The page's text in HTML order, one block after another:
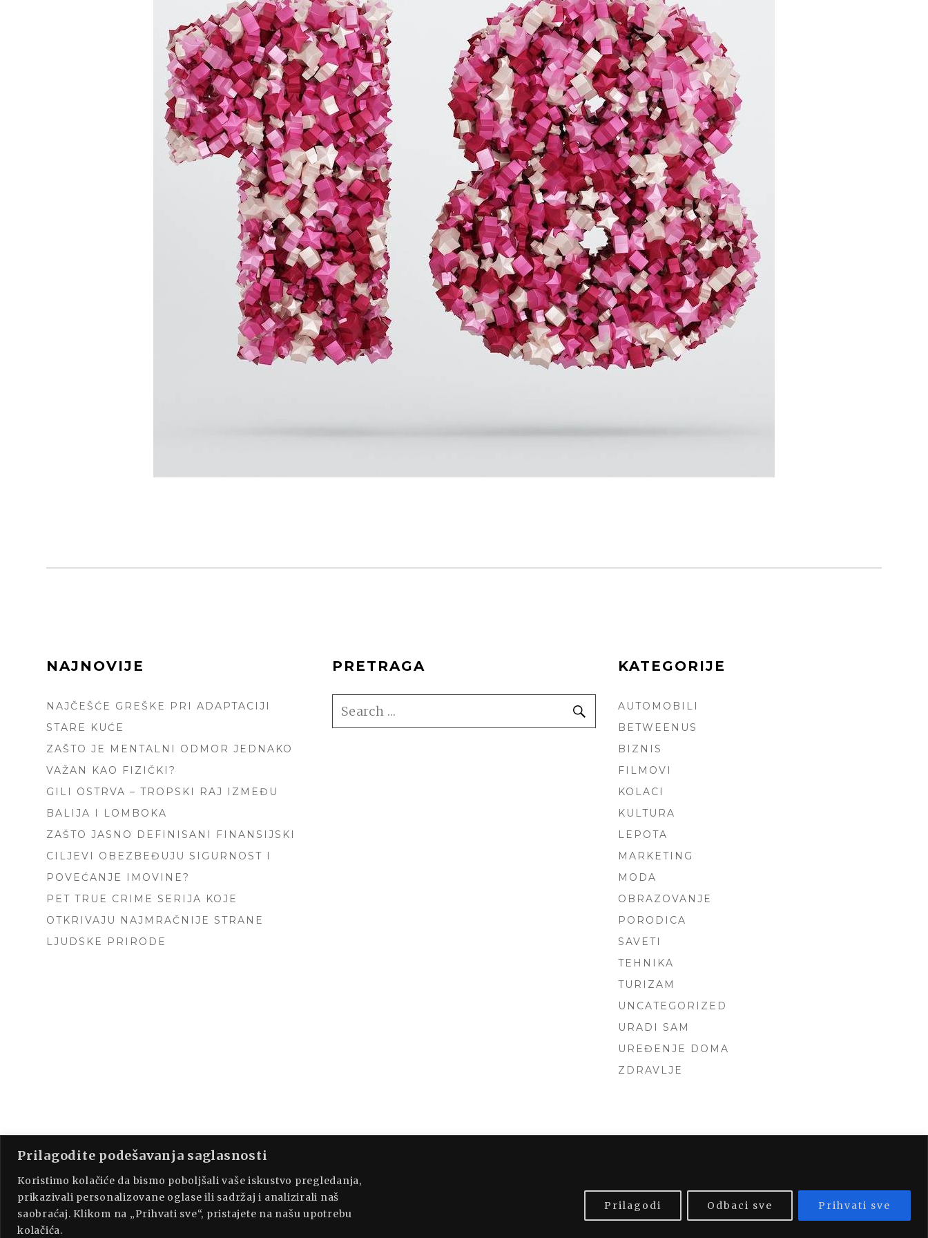
Prilagodite podešavanja saglasnosti
Koristimo kolačiće da bismo poboljšali vaše iskustvo pregledanja,
prikazivali personalizovane oglase ili sadržaj i analizirali naš
saobraćaj. Klikom na „Prihvati sve“, pristajete na našu upotrebu
kolačića.
Prilagodi Odbaci sve Prihvati sve
FOOTER
NAJNOVIJE
NAJČEŠĆE GREŠKE PRI ADAPTACIJI
STARE KUĆE
ZAŠTO JE MENTALNI ODMOR JEDNAKO
VAŽAN KAO FIZIČKI?
GILI OSTRVA – TROPSKI RAJ IZMEĐU
BALIJA I LOMBOKA
ZAŠTO JASNO DEFINISANI FINANSIJSKI
CILJEVI OBEZBEĐUJU SIGURNOST I
POVEĆANJE IMOVINE?
PET TRUE CRIME SERIJA KOJE
OTKRIVAJU NAJMRAČNIJE STRANE
LJUDSKE PRIRODE
PRETRAGA
SEARCH
FOR:
SEARCH
KATEGORIJE
AUTOMOBILI
BETWEENUS
BIZNIS
FILMOVI
KOLACI
KULTURA
LEPOTA
MARKETING
MODA
OBRAZOVANJE
PORODICA
SAVETI
TEHNIKA
TURIZAM
UNCATEGORIZED
URADI SAM
UREĐENJE DOMA
ZDRAVLJE
PROUDLY POWERED BY WORDPRESS